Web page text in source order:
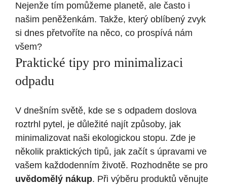
Nejenže tím pomůžeme planetě, ale často i
našim peněženkám. Takže, který oblíbený zvyk
si dnes přetvoříte na něco, co prospívá nám
všem?
Praktické tipy pro minimalizaci
odpadu
V dnešním světě, kde se s odpadem doslova
roztrhl pytel, je důležité najít způsoby, jak
minimalizovat naši ekologickou stopu. Zde je
několik praktických tipů, jak začít s úpravami ve
vašem každodenním životě. Rozhodněte se pro
uvědomělý nákup. Při výběru produktů věnujte